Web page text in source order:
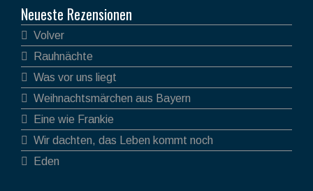
Neueste Rezensionen
Volver
Rauhnächte
Was vor uns liegt
Weihnachtsmärchen aus Bayern
Eine wie Frankie
Wir dachten, das Leben kommt noch
Eden